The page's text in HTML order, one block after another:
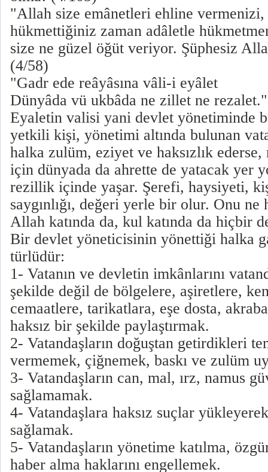
"Allah size emânetleri ehline vermenizi,
hükmettiğiniz zaman adâletle
size ne güzel öğüt veriyor. Şüphesiz
(4/58)
"Gadr ede reâyâsına vâli-i eyâlet
Dünyâda vü ukbâda ne zillet ne rezalet."
Eyaletin valisi yani devlet yönetiminde
yetkili kişi, yönetimi altında bulunan
halka zulüm, eziyet ve haksızlık
için dünyada da ahrette de yatacak yer
rezillik içinde yaşar. Şerefi, haysiyeti,
saygınlığı, değeri yerle bir olur. Onu
Allah katında da, kul katında da hiçbir
Bir devlet yöneticisinin yönettiği halka
türlüdür:
1- Vatanın ve devletin imkânlarını
şekilde değil de bölgelere, aşiretlere,
cemaatlere, tarikatlara, eşe dosta,
haksız bir şekilde paylaştırmak.
2- Vatandaşların doğuştan getirdikleri
vermemek, çiğnemek, baskı ve zulüm
3- Vatandaşların can, mal, ırz, namus
sağlamamak.
4- Vatandaşlara haksız suçlar yükleyerek
sağlamak.
5- Vatandaşların yönetime katılma,
haber alma haklarını engellemek.